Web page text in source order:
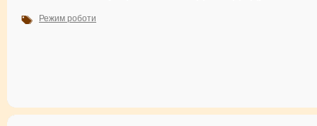
Режим роботи